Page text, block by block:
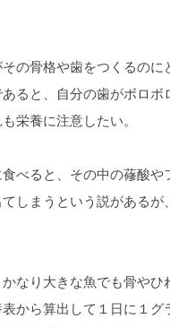
の骨格や歯をつくるのに
ると、自分の歯がボロ
栄養に注意したい。
べると、その中の蓚酸や
しまうという説がある
なり大きな魚でも骨やひ
から算出して１日に１